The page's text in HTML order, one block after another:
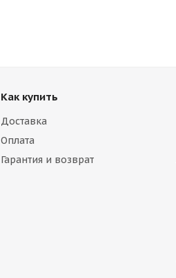
Как купить
Доставка
Оплата
Гарантия и возврат